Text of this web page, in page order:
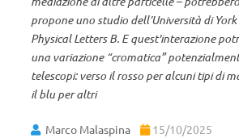
propone uno studio dell’Università di
Physical Letters B. E quest'interazione
una variazione “cromatica”
telescopi: verso il rosso per alcuni tipi di
il blu per altri
Marco Malaspina 15/10/2025